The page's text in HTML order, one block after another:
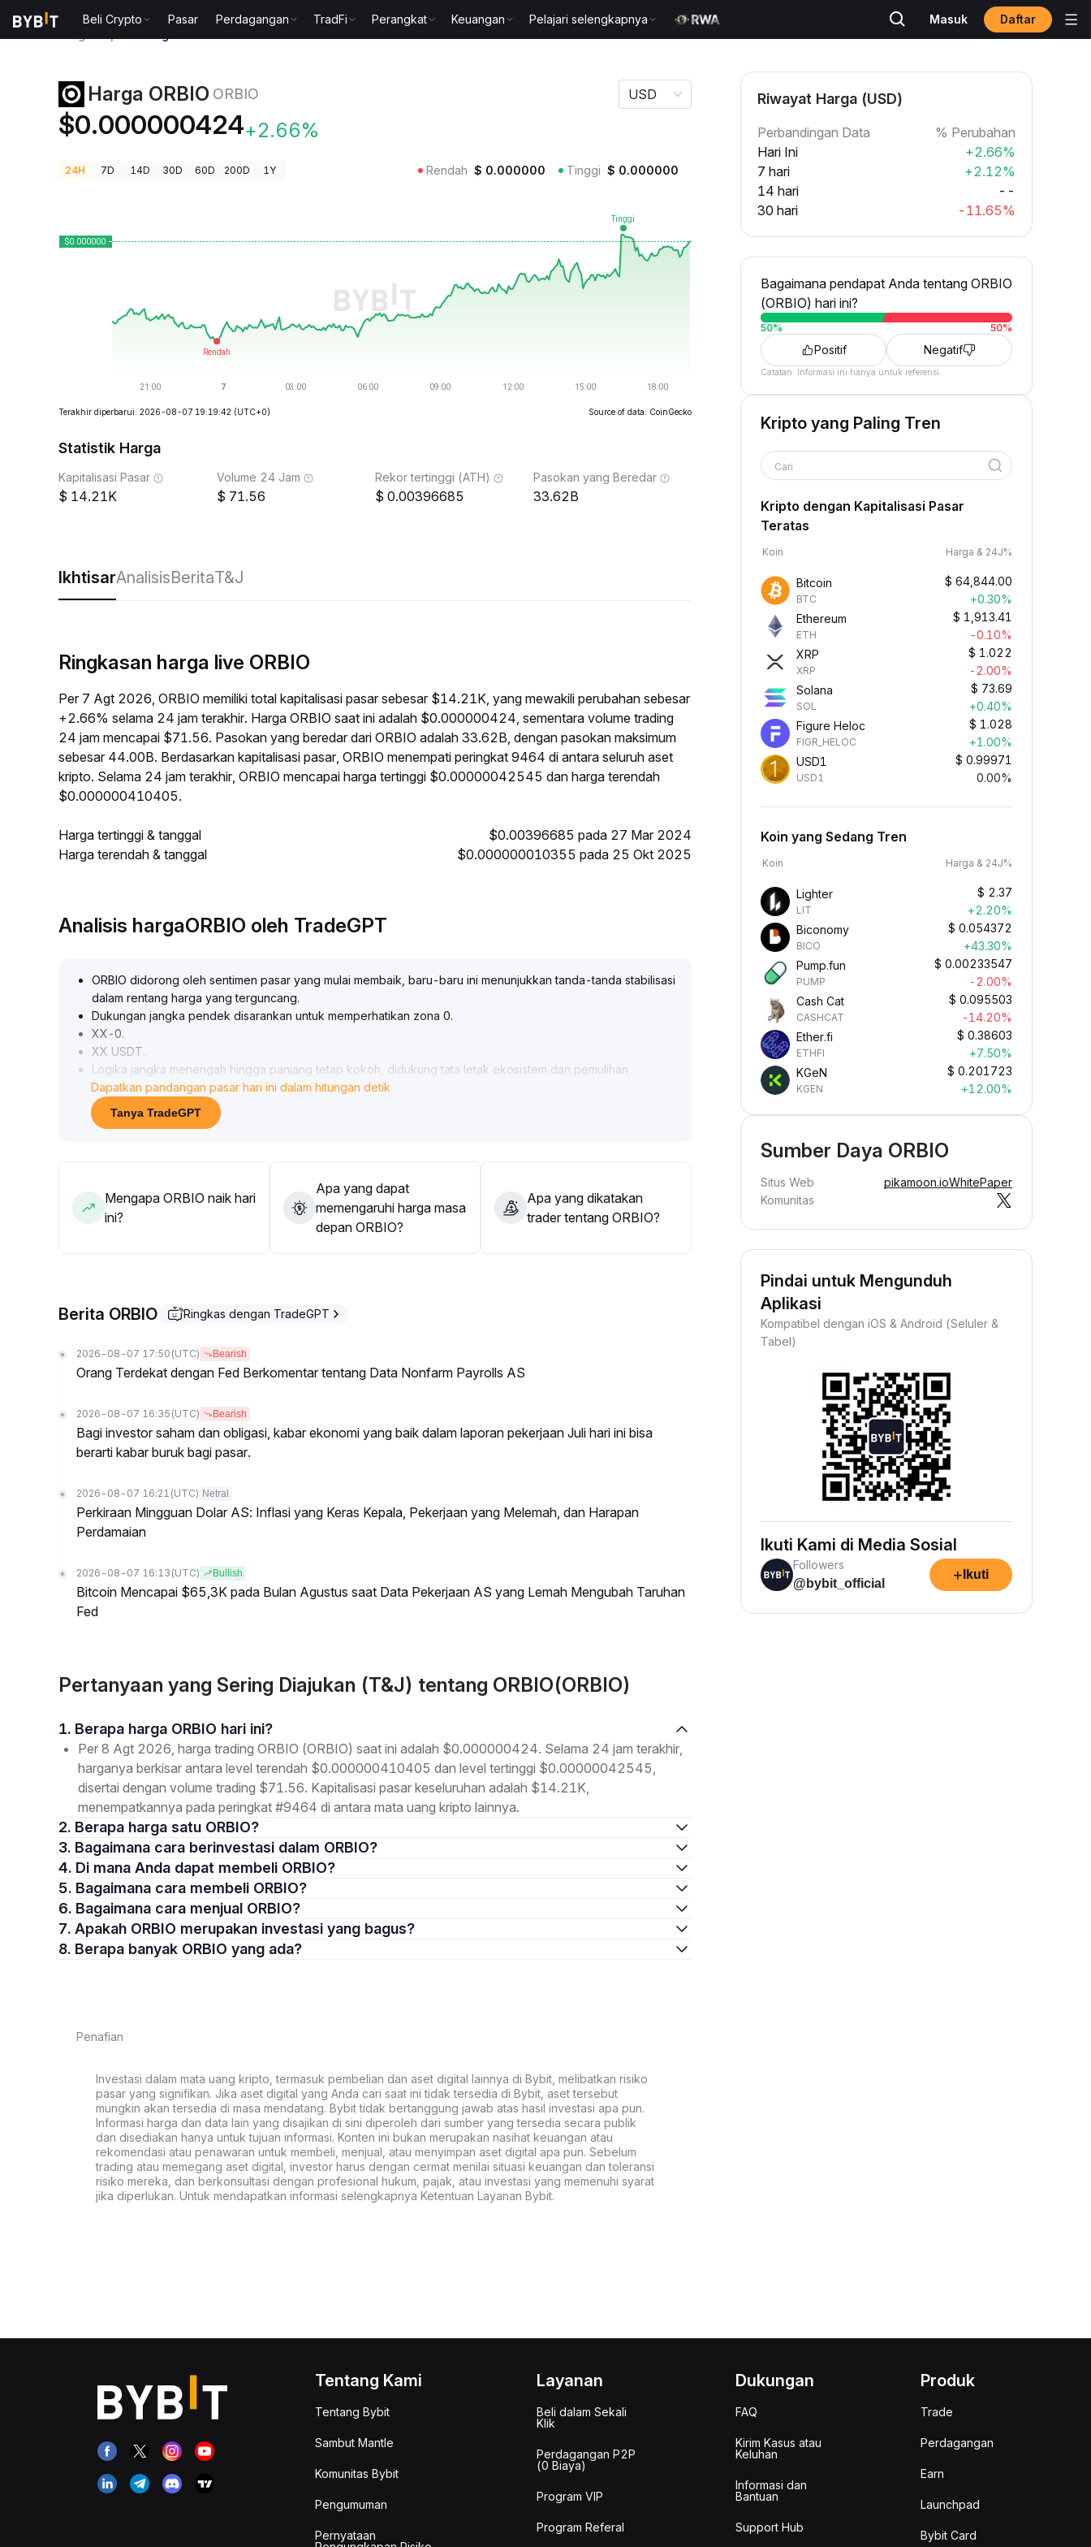
Beli Crypto Pasar Perdagangan TradFi Perangkat Keuangan Pelajari selengkapnya Masuk Daftar
Harga ORBIO ORBIO
$0.000000424+2.66%
USD
24H 7D 14D 30D 60D 200D 1Y Rendah $ 0.000000 Tinggi $ 0.000000
Terakhir diperbarui: 2026-08-07 19:19:42 (UTC+0) Source of data: CoinGecko
Statistik Harga
Kapitalisasi Pasar
14.21K
Volume 24 Jam
71.56
Rekor tertinggi (ATH)
0.00396685
Pasokan yang Beredar
33.62B
IkhtisarAnalisisBeritaT&J
Ringkasan harga live ORBIO
Per 7 Agt 2026, ORBIO memiliki total kapitalisasi pasar sebesar $14.21K, yang mewakili perubahan sebesar
+2.66% selama 24 jam terakhir. Harga ORBIO saat ini adalah $0.000000424, sementara volume trading
24 jam mencapai $71.56. Pasokan yang beredar dari ORBIO adalah 33.62B, dengan pasokan maksimum
sebesar 44.00B. Berdasarkan kapitalisasi pasar, ORBIO menempati peringkat 9464 di antara seluruh aset
kripto. Selama 24 jam terakhir, ORBIO mencapai harga tertinggi $0.00000042545 dan harga terendah
$0.000000410405.
Harga tertinggi & tanggal
$0.00396685 pada 27 Mar 2024
Harga terendah & tanggal
$0.000000010355 pada 25 Okt 2025
Analisis hargaORBIO oleh TradeGPT
ORBIO didorong oleh sentimen pasar yang mulai membaik, baru-baru ini menunjukkan tanda-tanda stabilisasi
dalam rentang harga yang terguncang.
Dukungan jangka pendek disarankan untuk memperhatikan zona 0.
XX-0.
XX USDT.
Logika jangka menengah hingga panjang tetap kokoh, didukung tata letak ekosistem dan pemulihan
prospek industri, dana tambahan di sektor ini diperkirakan akan terus masuk
Disarankan agar investor yang konservatif menggabungkan konfirmasi tren, perlahan-lahan menata
portofolio di zona dukungan saat koreksi, menunggu volume pasar meningkat di pasar bullish, dengan
Dapatkan pandangan pasar hari ini dalam hitungan detik
Tanya TradeGPT
Mengapa ORBIO naik hari
ini?
Apa yang dapat
memengaruhi harga masa
depan ORBIO?
Apa yang dikatakan
trader tentang ORBIO?
Berita ORBIO Ringkas dengan TradeGPT
2026-08-07 17:50 (UTC) Bearish
Orang Terdekat dengan Fed Berkomentar tentang Data Nonfarm Payrolls AS
2026-08-07 16:35 (UTC) Bearish
Bagi investor saham dan obligasi, kabar ekonomi yang baik dalam laporan pekerjaan Juli hari ini bisa
berarti kabar buruk bagi pasar.
2026-08-07 16:21 (UTC) Netral
Perkiraan Mingguan Dolar AS: Inflasi yang Keras Kepala, Pekerjaan yang Melemah, dan Harapan
Perdamaian
2026-08-07 16:13 (UTC) Bullish
Bitcoin Mencapai $65,3K pada Bulan Agustus saat Data Pekerjaan AS yang Lemah Mengubah Taruhan
Fed
Pertanyaan yang Sering Diajukan (T&J) tentang ORBIO(ORBIO)
1. Berapa harga ORBIO hari ini?
Per 8 Agt 2026, harga trading ORBIO (ORBIO) saat ini adalah $0.000000424. Selama 24 jam terakhir,
harganya berkisar antara level terendah $0.000000410405 dan level tertinggi $0.00000042545,
disertai dengan volume trading $71.56. Kapitalisasi pasar keseluruhan adalah $14.21K,
menempatkannya pada peringkat #9464 di antara mata uang kripto lainnya.
2. Berapa harga satu ORBIO?
3. Bagaimana cara berinvestasi dalam ORBIO?
4. Di mana Anda dapat membeli ORBIO?
5. Bagaimana cara membeli ORBIO?
6. Bagaimana cara menjual ORBIO?
7. Apakah ORBIO merupakan investasi yang bagus?
8. Berapa banyak ORBIO yang ada?
Penafian
Investasi dalam mata uang kripto, termasuk pembelian dan aset digital lainnya di Bybit, melibatkan risiko
pasar yang signifikan. Jika aset digital yang Anda cari saat ini tidak tersedia di Bybit, aset tersebut
mungkin akan tersedia di masa mendatang. Bybit tidak bertanggung jawab atas hasil investasi apa pun.
Informasi harga dan data lain yang disajikan di sini diperoleh dari sumber yang tersedia secara publik
dan disediakan hanya untuk tujuan informasi. Konten ini bukan merupakan nasihat keuangan atau
rekomendasi atau penawaran untuk membeli, menjual, atau menyimpan aset digital apa pun. Sebelum
trading atau memegang aset digital, investor harus dengan cermat menilai situasi keuangan dan toleransi
risiko mereka, dan berkonsultasi dengan profesional hukum, pajak, atau investasi yang memenuhi syarat
jika diperlukan. Untuk mendapatkan informasi selengkapnya Ketentuan Layanan Bybit.
Riwayat Harga (USD)
Perbandingan Data
% Perubahan
Hari Ini
+2.66%
7 hari
+2.12%
14 hari
--
30 hari
-11.65%
Bagaimana pendapat Anda tentang ORBIO
(ORBIO) hari ini?
50% 50%
Positif Negatif
Catatan: Informasi ini hanya untuk referensi.
Kripto yang Paling Tren
Cari
Kripto dengan Kapitalisasi Pasar
Teratas
Koin Harga & 24J%
Bitcoin
BTC
$ 64,844.00
+0.30%
Ethereum
ETH
$ 1,913.41
-0.10%
XRP
XRP
$ 1.022
-2.00%
Solana
SOL
$ 73.69
+0.40%
Figure Heloc
FIGR_HELOC
$ 1.028
+1.00%
USD1
USD1
$ 0.99971
0.00%
Koin yang Sedang Tren
Koin Harga & 24J%
Lighter
LIT
$ 2.37
+2.20%
Biconomy
BICO
$ 0.054372
+43.30%
Pump.fun
PUMP
$ 0.00233547
-2.00%
Cash Cat
CASHCAT
$ 0.095503
-14.20%
Ether.fi
ETHFI
$ 0.38603
+7.50%
KGeN
KGEN
$ 0.201723
+12.00%
Sumber Daya ORBIO
Situs Web pikamoon.ioWhitePaper
Komunitas
Pindai untuk Mengunduh
Aplikasi
Kompatibel dengan iOS & Android (Seluler &
Tabel)
Ikuti Kami di Media Sosial
Followers
@bybit_official
+ Ikuti
Tentang Kami
Tentang Bybit
Sambut Mantle
Komunitas Bybit
Pengumuman
Pernyataan
Layanan
Beli dalam Sekali
Klik
Perdagangan P2P
(0 Biaya)
Program VIP
Program Referal
Dukungan
FAQ
Kirim Kasus atau
Keluhan
Informasi dan
Bantuan
Support Hub
Produk
Trade
Perdagangan
Earn
Launchpad
Bybit Card